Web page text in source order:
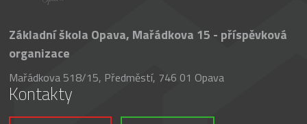
Základní škola Opava, Mařádkova 15 - příspěvková
organizace
Mařádkova 518/15, Předměstí, 746 01 Opava
Kontakty